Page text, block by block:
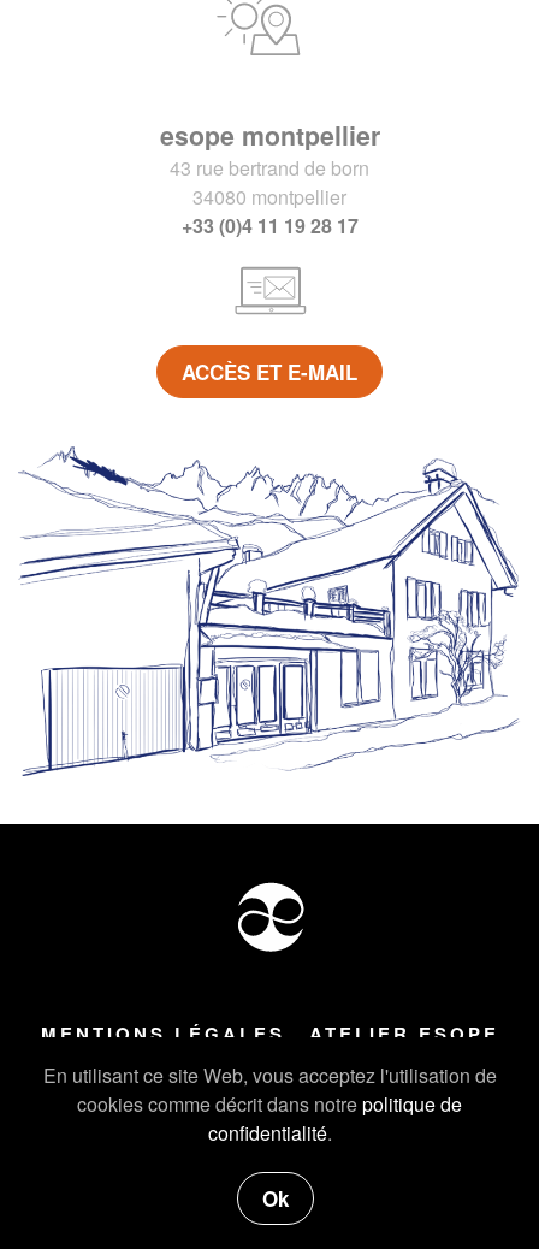
En utilisant ce site Web, vous acceptez l'utilisation de
cookies comme décrit dans notrepolitique de
confidentialité.
Ok
esope montpellier
43 rue bertrand de born
34080 montpellier
+33 (0)4 11 19 28 17
ACCÈS ET E-MAIL
MENTIONS LÉGALES ATELIER ESOPE